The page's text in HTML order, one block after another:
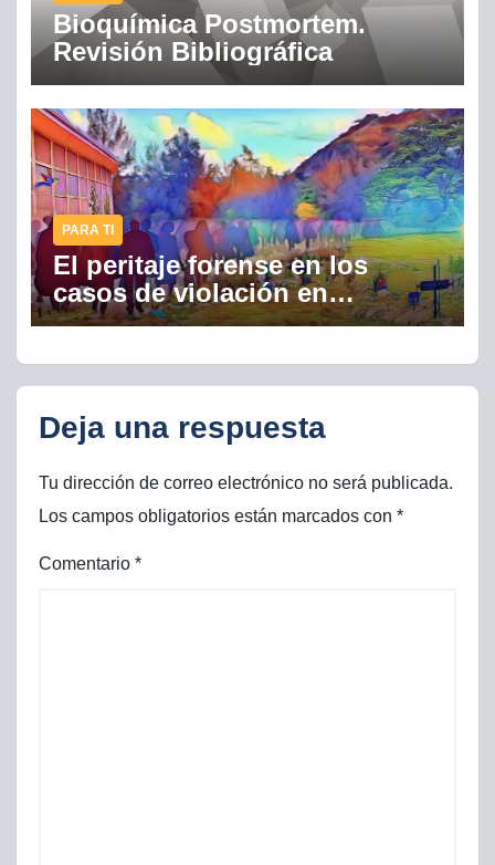
Bioquímica Postmortem.
Revisión Bibliográfica
PARA TI
El peritaje forense en los
casos de violación en
Honduras previo a la
Deja una respuesta
Tu dirección de correo electrónico no será publicada.
Los campos obligatorios están marcados con *
Comentario *